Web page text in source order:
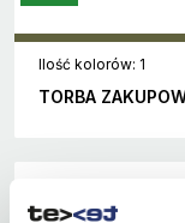
Ilość kolorów: 1
TORBA